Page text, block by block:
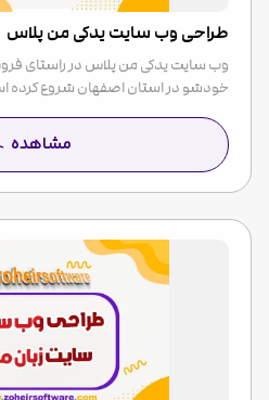
طراحی وب سایت یدکی من پلاس
وب سایت یدکی من پلاس در راستای
خودشو در استان اصفهان شروع کرده
مشاهده